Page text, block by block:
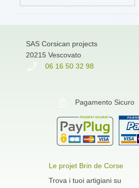
SAS Corsican projects
20215 Vescovato
06 16 50 32 98
Pagamento Sicuro
Le projet Brin de Corse
Trova i tuoi artigiani su